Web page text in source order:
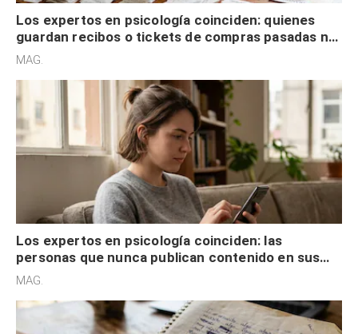
Los expertos en psicología coinciden: quienes
guardan recibos o tickets de compras pasadas no
son acumuladores, sino que tienen necesidad de
MAG.
Los expertos en psicología coinciden: las
personas que nunca publican contenido en sus
redes sociales no pretenden buscar validación
MAG.